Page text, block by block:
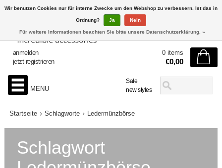
Sale
new styles
anmelden
jetzt registrieren
0 items
€0,00
MENU
Startseite Schlagworte Ledermünzbörse
Schlagwort
Wir benutzen Cookies nur für interne Zwecke um den Webshop zu verbessern. Ist das in
Ordnung? Ja Nein
Für weitere Informationen beachten Sie bitte unsere Datenschutzerklärung. »